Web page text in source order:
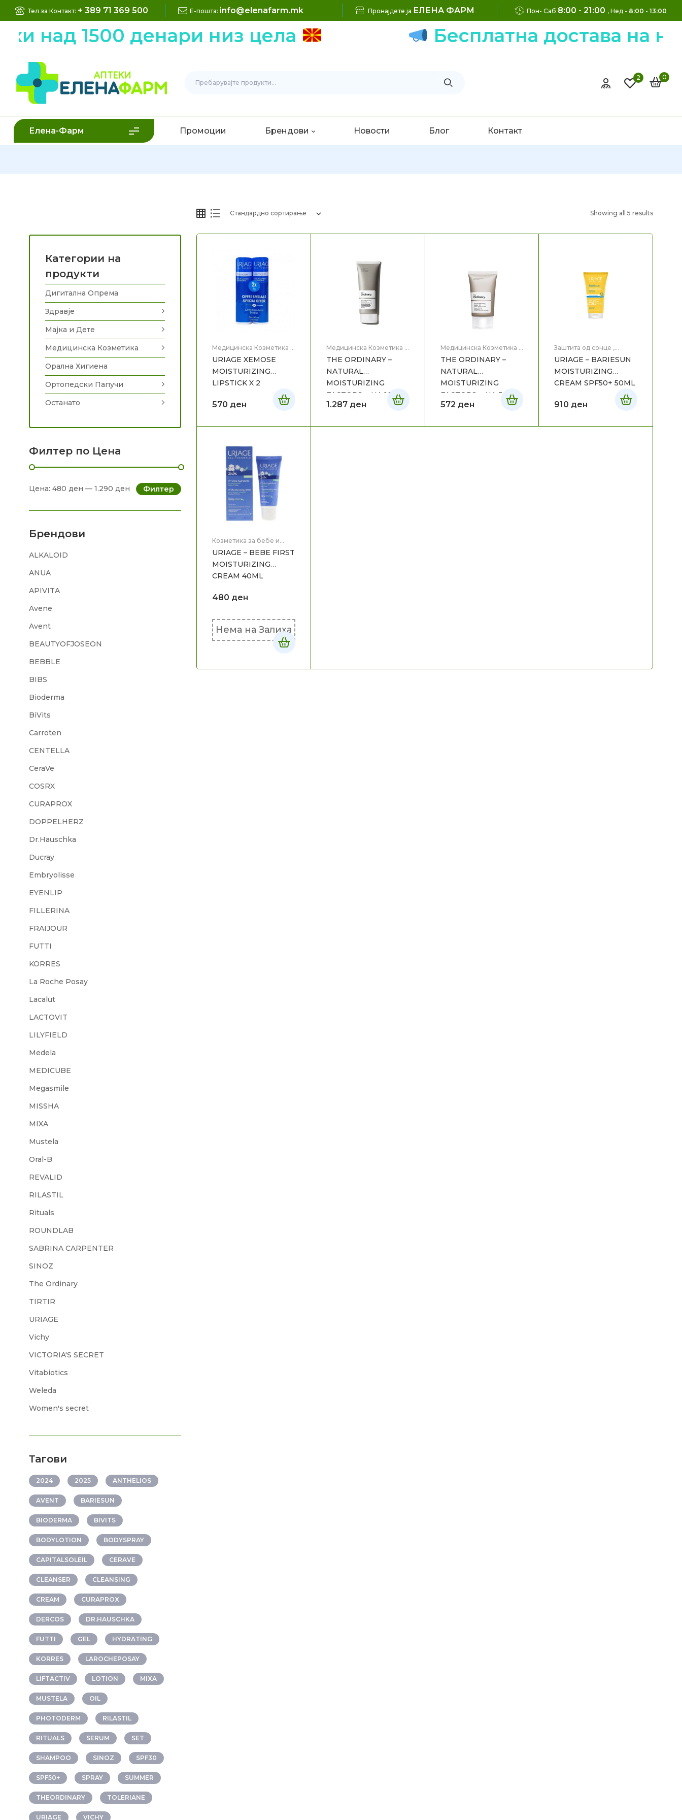
Тел за Контакт: + 389 71 369 500 Е-пошта: info@elenafarm.mk Пронајдете ја ЕЛЕНА ФАРМ Пон- Саб 8:00 - 21:00 , Нед - 8:00 - 13:00
1500 денари низ цела Бесплатна достава на
2 0
Елена-Фарм Промоции Брендови Новости Блог Контакт
Showing all 5 results
Медицинска Козметика ,
URIAGE XEMOSE
MOISTURIZING
LIPSTICK X 2
570 ден
Медицинска Козметика ,
THE ORDINARY –
NATURAL
MOISTURIZING
FACTORS + HA 100ML
1.287 ден
Медицинска Козметика ,
THE ORDINARY –
NATURAL
MOISTURIZING
FACTORS + HA 30ML
572 ден
Заштита од сонце ,
URIAGE – BARIESUN
MOISTURIZING
CREAM SPF50+ 50ML
910 ден
Козметика за бебе и
URIAGE – BEBE FIRST
MOISTURIZING
CREAM 40ML
480 ден
Нема на Залиха
Категории на
продукти
Дигитална Опрема
Здравје
Мајка и Дете
Медицинска Козметика
Орална Хигиена
Ортопедски Папучи
Останато
Филтер по Цена
Филтер
Цена: 480 ден — 1.290 ден
Брендови
ALKALOID
ANUA
APIVITA
Avene
Avent
BEAUTYOFJOSEON
BEBBLE
BIBS
Bioderma
BiVits
Carroten
CENTELLA
CeraVe
COSRX
CURAPROX
DOPPELHERZ
Dr.Hauschka
Ducray
Embryolisse
EYENLIP
FILLERINA
FRAIJOUR
FUTTI
KORRES
La Roche Posay
Lacalut
LACTOVIT
LILYFIELD
Medela
MEDICUBE
Megasmile
MISSHA
MIXA
Mustela
Oral-B
REVALID
RILASTIL
Rituals
ROUNDLAB
SABRINA CARPENTER
SINOZ
The Ordinary
TIRTIR
URIAGE
Vichy
VICTORIA'S SECRET
Vitabiotics
Weleda
Women's secret
Тагови
2024 2025 ANTHELIOS
AVENT BARIESUN
BIODERMA BIVITS
BODYLOTION BODYSPRAY
CAPITALSOLEIL CERAVE
CLEANSER CLEANSING
CREAM CURAPROX
DERCOS DR.HAUSCHKA
FUTTI GEL HYDRATING
KORRES LAROCHEPOSAY
LIFTACTIV LOTION MIXA
MUSTELA OIL
PHOTODERM RILASTIL
RITUALS SERUM SET
SHAMPOO SINOZ SPF30
SPF50+ SPRAY SUMMER
THEORDINARY TOLERIANE
URIAGE VICHY